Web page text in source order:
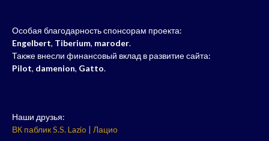
Особая благодарность спонсорам проекта:
Engelbert, Tiberium, maroder.
Также внесли финансовый вклад в развитие сайта:
Pilot, damenion, Gatto.
Наши друзья:
ВК паблик S.S. Lazio | Лацио